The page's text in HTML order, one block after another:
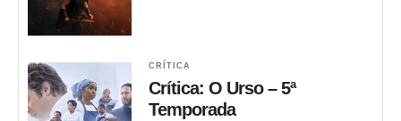
CRÍTICA
Crítica: O Urso – 5ª
Temporada